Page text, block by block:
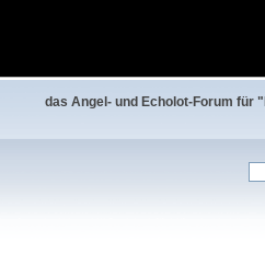
das Angel- und Echolot-Forum für